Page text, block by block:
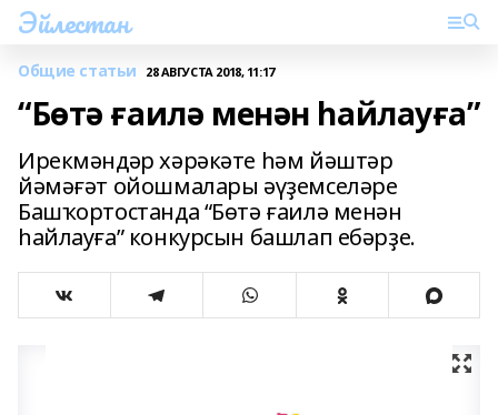
Эйлестан
Общие статьи 28 АВГУСТА 2018, 11:17
“Бөтә ғаилә менән һайлауға”
Ирекмәндәр хәрәкәте һәм йәштәр
йәмәғәт ойошмалары әүҙемселәре
Башҡортостанда “Бөтә ғаилә менән
һайлауға” конкурсын башлап ебәрҙе.